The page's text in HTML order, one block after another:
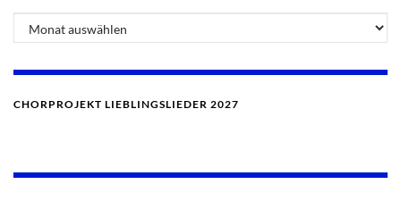
CHORPROJEKT LIEBLINGSLIEDER 2027